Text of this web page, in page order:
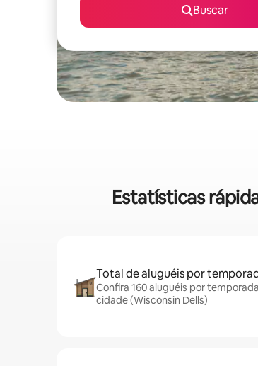
Buscar
Estatísticas
Total de aluguéis por
Confira 160 aluguéis por
cidade (Wisconsin Dells)